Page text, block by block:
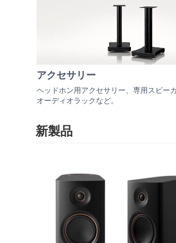
アクセサリー
ヘッドホン用アクセサリー、専用スピー
オーディオラックなど。
新製品